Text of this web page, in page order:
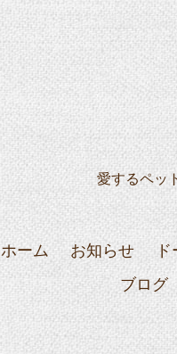
愛するペッ
ホーム お知らせ ド
ブログ